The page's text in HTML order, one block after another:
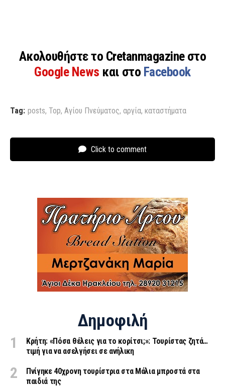
Ακολουθήστε το Cretanmagazine στο
Google News και στο Facebook
Tag: posts, Top, Αγίου Πνεύματος, αργία, καταστήματα
Click to comment
Δημοφιλή
Κρήτη: «Πόσα θέλεις για το κορίτσι;»: Τουρίστας ζητά…
τιμή για να ασελγήσει σε ανήλικη
Πνίγηκε 40χρονη τουρίστρια στα Μάλια μπροστά στα
παιδιά της